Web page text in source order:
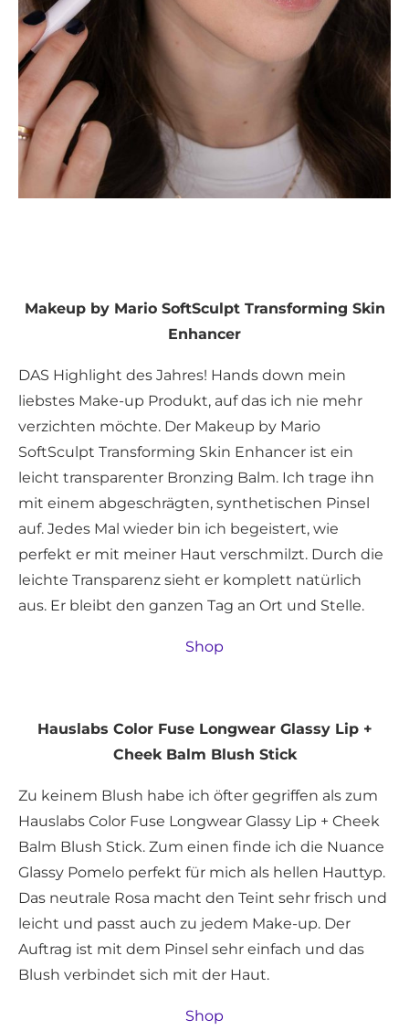
Makeup by Mario SoftSculpt Transforming Skin
Enhancer
DAS Highlight des Jahres! Hands down mein
liebstes Make-up Produkt, auf das ich nie mehr
verzichten möchte. Der Makeup by Mario
SoftSculpt Transforming Skin Enhancer ist ein
leicht transparenter Bronzing Balm. Ich trage ihn
mit einem abgeschrägten, synthetischen Pinsel
auf. Jedes Mal wieder bin ich begeistert, wie
perfekt er mit meiner Haut verschmilzt. Durch die
leichte Transparenz sieht er komplett natürlich
aus. Er bleibt den ganzen Tag an Ort und Stelle.
Shop
Hauslabs Color Fuse Longwear Glassy Lip +
Cheek Balm Blush Stick
Zu keinem Blush habe ich öfter gegriffen als zum
Hauslabs Color Fuse Longwear Glassy Lip + Cheek
Balm Blush Stick. Zum einen finde ich die Nuance
Glassy Pomelo perfekt für mich als hellen Hauttyp.
Das neutrale Rosa macht den Teint sehr frisch und
leicht und passt auch zu jedem Make-up. Der
Auftrag ist mit dem Pinsel sehr einfach und das
Blush verbindet sich mit der Haut.
Shop